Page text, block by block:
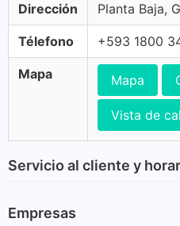
Dirección Planta Baja,
Télefono +593 1800
Mapa Mapa
Vista de
Servicio al cliente y
Empresas